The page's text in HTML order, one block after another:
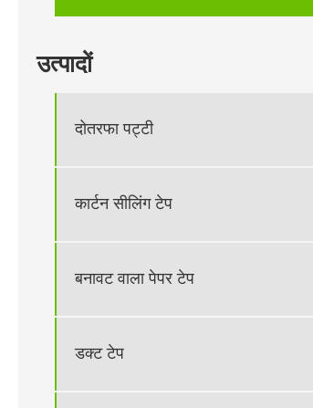
उत्पादों
दोतरफा पट्टी
कार्टन सीलिंग टेप
बनावट वाला पेपर टेप
डक्ट टेप